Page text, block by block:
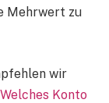
Mehrwert zu
wir
Konto